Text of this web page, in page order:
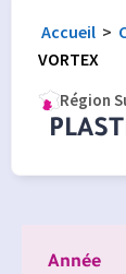
Accueil >
VORTEX
Région
Année